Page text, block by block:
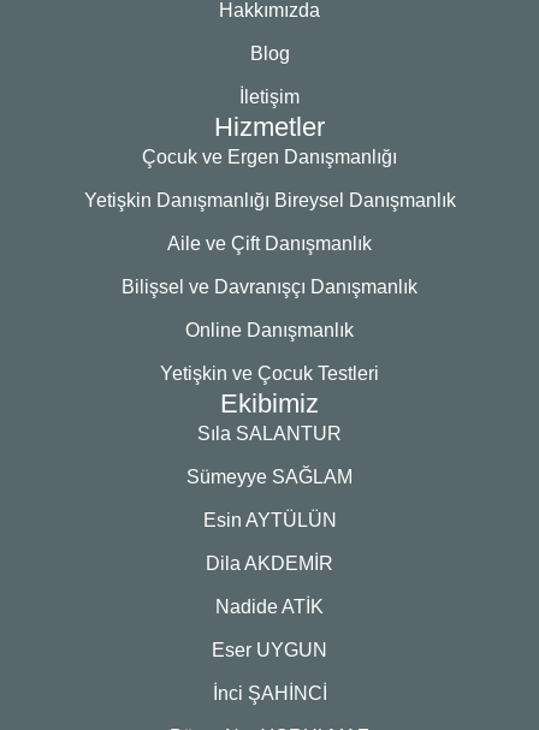
Hakkımızda
Blog
İletişim
Hizmetler
Çocuk ve Ergen Danışmanlığı
Yetişkin Danışmanlığı Bireysel Danışmanlık
Aile ve Çift Danışmanlık
Bilişsel ve Davranışçı Danışmanlık
Online Danışmanlık
Yetişkin ve Çocuk Testleri
Ekibimiz
Sıla SALANTUR
Sümeyye SAĞLAM
Esin AYTÜLÜN
Dila AKDEMİR
Nadide ATİK
Eser UYGUN
İnci ŞAHİNCİ